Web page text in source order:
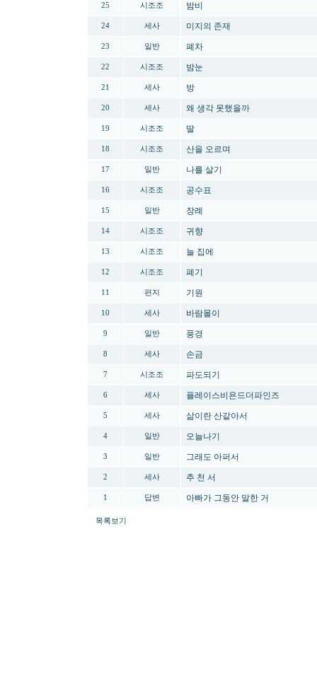
25 시조조 밤비
24 세사 미지의 존재
23 일반 폐차
22 시조조 밤눈
21 세사 방
20 세사 왜 생각 못했을까
19 시조조 딸
18 시조조 산을 오르며
17 일반 나를 살기
16 시조조 공수표
15 일반 장례
14 시조조 귀향
13 시조조 늘 집에
12 시조조 폐기
11 편지 기원
10 세사 바람몰이
9 일반 풍경
8 세사 손금
7 시조조 파도되기
6 세사 플레이스비욘드더파인즈
5 세사 삶이란 산같아서
4 일반 오늘나기
3 일반 그래도 아퍼서
2 세사 추 천 서
1 답변 아빠가 그동안 말한 거
목록보기